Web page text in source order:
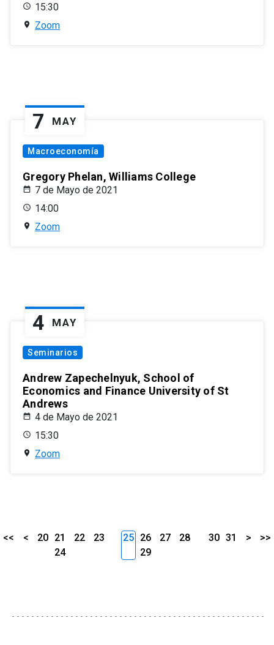
15:30
Zoom
7 MAY
Macroeconomía
Gregory Phelan, Williams College
7 de Mayo de 2021
14:00
Zoom
4 MAY
Seminarios
Andrew Zapechelnyuk, School of
Economics and Finance University of St
Andrews
4 de Mayo de 2021
15:30
Zoom
<< < 20 21 22
23
24
25 26 27
28
29
30 31 > >>